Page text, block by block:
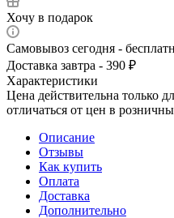
Хочу в подарок
Самовывоз сегодня -
Доставка завтра - 390 ₽
Характеристики
Цена действительна только
отличаться от цен в
Описание
Отзывы
Как купить
Оплата
Доставка
Дополнительно